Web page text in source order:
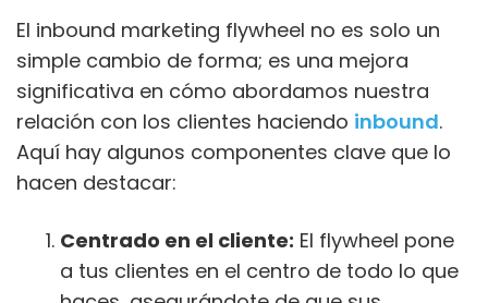
El inbound marketing flywheel no es solo un
simple cambio de forma; es una mejora
significativa en cómo abordamos nuestra
relación con los clientes haciendo inbound.
Aquí hay algunos componentes clave que lo
hacen destacar:
Centrado en el cliente: El flywheel pone
a tus clientes en el centro de todo lo que